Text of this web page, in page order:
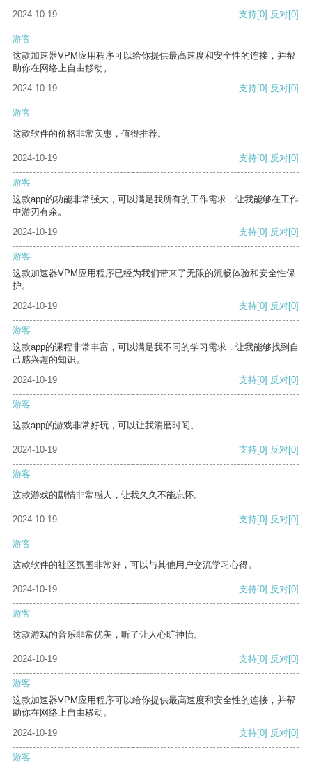
2024-10-19 支持[0] 反对[0]
游客
这款加速器VPM应用程序可以给你提供最高速度和安全性的连接，并帮
助你在网络上自由移动。
2024-10-19
支持[0] 反对[0]
游客
这款软件的价格非常实惠，值得推荐。
2024-10-19 支持[0] 反对[0]
游客
这款app的功能非常强大，可以满足我所有的工作需求，让我能够在工作
中游刃有余。
2024-10-19
支持[0] 反对[0]
游客
这款加速器VPM应用程序已经为我们带来了无限的流畅体验和安全性保
护。
2024-10-19
支持[0] 反对[0]
游客
这款app的课程非常丰富，可以满足我不同的学习需求，让我能够找到自
己感兴趣的知识。
2024-10-19
支持[0] 反对[0]
游客
这款app的游戏非常好玩，可以让我消磨时间。
2024-10-19 支持[0] 反对[0]
游客
这款游戏的剧情非常感人，让我久久不能忘怀。
2024-10-19 支持[0] 反对[0]
游客
这款软件的社区氛围非常好，可以与其他用户交流学习心得。
2024-10-19 支持[0] 反对[0]
游客
这款游戏的音乐非常优美，听了让人心旷神怡。
2024-10-19 支持[0] 反对[0]
游客
这款加速器VPM应用程序可以给你提供最高速度和安全性的连接，并帮
助你在网络上自由移动。
2024-10-19
支持[0] 反对[0]
游客